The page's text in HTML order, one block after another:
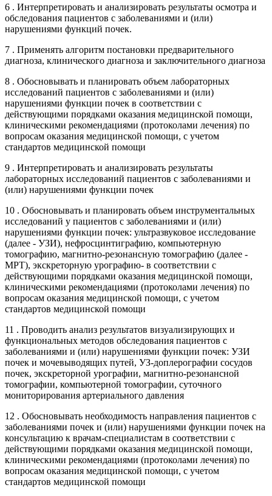
6 . Интерпретировать и анализировать результаты осмотра и
обследования пациентов с заболеваниями и (или)
нарушениями функций почек.
7 . Применять алгоритм постановки предварительного
диагноза, клинического диагноза и заключительного диагноза
8 . Обосновывать и планировать объем лабораторных
исследований пациентов с заболеваниями и (или)
нарушениями функции почек в соответствии с
действующими порядками оказания медицинской помощи,
клиническими рекомендациями (протоколами лечения) по
вопросам оказания медицинской помощи, с учетом
стандартов медицинской помощи
9 . Интерпретировать и анализировать результаты
лабораторных исследований пациентов с заболеваниями и
(или) нарушениями функции почек
10 . Обосновывать и планировать объем инструментальных
исследований у пациентов с заболеваниями и (или)
нарушениями функции почек: ультразвуковое исследование
(далее - УЗИ), нефросцинтиграфию, компьютерную
томографию, магнитно-резонансную томографию (далее -
МРТ), экскреторную урографию- в соответствии с
действующими порядками оказания медицинской помощи,
клиническими рекомендациями (протоколами лечения) по
вопросам оказания медицинской помощи, с учетом
стандартов медицинской помощи
11 . Проводить анализ результатов визуализирующих и
функциональных методов обследования пациентов с
заболеваниями и (или) нарушениями функции почек: УЗИ
почек и мочевыводящих путей, УЗ-доплерографии сосудов
почек, экскреторной урографии, магнитно-резонансной
томографии, компьютерной томографии, суточного
мониторирования артериального давления
12 . Обосновывать необходимость направления пациентов с
заболеваниями почек и (или) нарушениями функции почек на
консультацию к врачам-специалистам в соответствии с
действующими порядками оказания медицинской помощи,
клиническими рекомендациями (протоколами лечения) по
вопросам оказания медицинской помощи, с учетом
стандартов медицинской помощи